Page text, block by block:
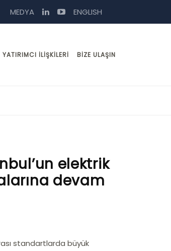
MEDYA ENGLISH
YATIRIMCI İLIŞKILERI BIZE ULAŞIN
elektrik
devam
standartlarda büyük